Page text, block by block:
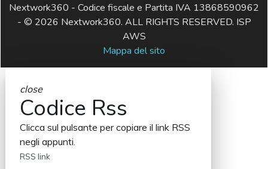
Nextwork360 - Codice fiscale e Partita IVA 13868590962
- © 2026 Nextwork360. ALL RIGHTS RESERVED. ISP
AWS
Mappa del sito
close
Codice Rss
Clicca sul pulsante per copiare il link RSS
negli appunti.
RSS link